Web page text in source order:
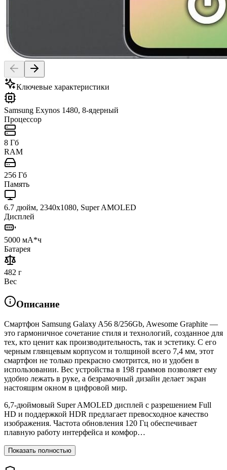
Ключевые характеристики
Samsung Exynos 1480, 8-ядерный
Процессор
8 Гб
RAM
256 Гб
Память
6.7 дюйм, 2340x1080, Super AMOLED
Дисплей
5000 мА*ч
Батарея
482 г
Вес
Описание
Смартфон Samsung Galaxy A56 8/256Gb, Awesome Graphite —
это гармоничное сочетание стиля и технологий, созданное для
тех, кто ценит как производительность, так и эстетику. С его
черным глянцевым корпусом и толщиной всего 7,4 мм, этот
смартфон не только прекрасно смотрится, но и удобен в
использовании. Вес устройства в 198 граммов позволяет ему
удобно лежать в руке, а безрамочный дизайн делает экран
настоящим окном в цифровой мир.
6,7-дюймовый Super AMOLED дисплей с разрешением Full
HD и поддержкой HDR предлагает превосходное качество
изображения. Частота обновления 120 Гц обеспечивает
плавную работу интерфейса и комфор…
Показать полностью